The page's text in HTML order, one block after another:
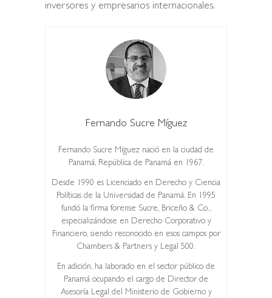
inversores y empresarios internacionales.
Fernando Sucre Míguez
Fernando Sucre Míguez nació en la ciudad de
Panamá, República de Panamá en 1967.
Desde 1990 es Licenciado en Derecho y Ciencia
Políticas de la Universidad de Panamá. En 1995
fundó la firma forense Sucre, Briceño & Co.,
especializándose en Derecho Corporativo y
Financiero, siendo reconocido en esos campos por
Chambers & Partners y Legal 500.
En adición, ha laborado en el sector público de
Panamá ocupando el cargo de Director de
Asesoría Legal del Ministerio de Gobierno y